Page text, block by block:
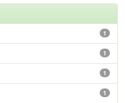
1
1
1
1